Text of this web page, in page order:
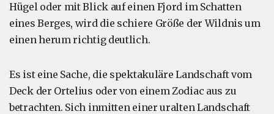
Hügel oder mit Blick auf einen Fjord im Schatten
eines Berges, wird die schiere Größe der Wildnis um
einen herum richtig deutlich.
Es ist eine Sache, die spektakuläre Landschaft vom
Deck der Ortelius oder von einem Zodiac aus zu
betrachten. Sich inmitten einer uralten Landschaft